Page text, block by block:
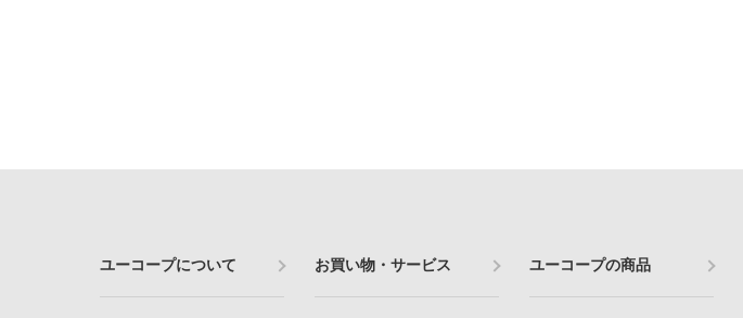
ユーコープについて お買い物・サービス ユーコープの商品